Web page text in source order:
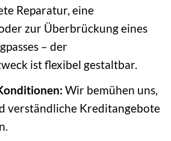
Reparatur, eine
zur Überbrückung eines
– der
ist flexibel gestaltbar.
Wir bemühen uns,
verständliche Kreditangebote